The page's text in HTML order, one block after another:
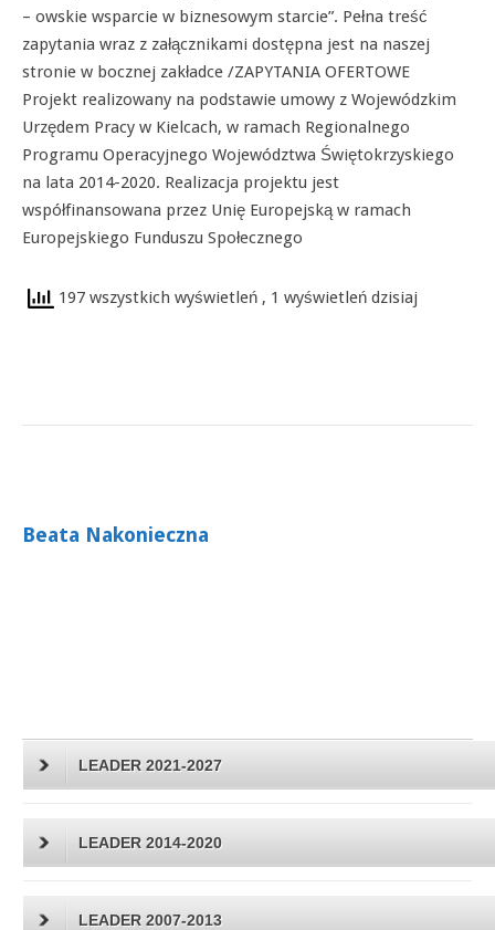
– owskie wsparcie w biznesowym starcie”. Pełna treść
zapytania wraz z załącznikami dostępna jest na naszej
stronie w bocznej zakładce /ZAPYTANIA OFERTOWE
Projekt realizowany na podstawie umowy z Wojewódzkim
Urzędem Pracy w Kielcach, w ramach Regionalnego
Programu Operacyjnego Województwa Świętokrzyskiego
na lata 2014-2020. Realizacja projektu jest
współfinansowana przez Unię Europejską w ramach
Europejskiego Funduszu Społecznego
197 wszystkich wyświetleń , 1 wyświetleń dzisiaj
Beata Nakonieczna
LEADER 2021-2027
LEADER 2014-2020
LEADER 2007-2013